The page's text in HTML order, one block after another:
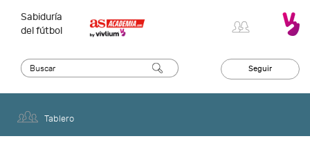
Sabiduría
del fútbol
Seguir
Tablero